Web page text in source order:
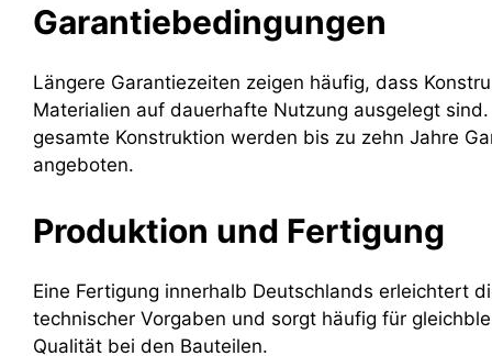
Garantiebedingungen
Längere Garantiezeiten zeigen häufig, dass
Materialien auf dauerhafte Nutzung ausgelegt sind.
gesamte Konstruktion werden bis zu zehn Jahre
angeboten.
Produktion und Fertigung
Eine Fertigung innerhalb Deutschlands erleichtert
technischer Vorgaben und sorgt häufig für
Qualität bei den Bauteilen.